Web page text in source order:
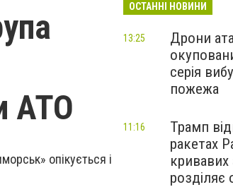
АТО
опікується і
ОСТАННІ НОВИНИ
Дрони
серія
пожежа
13:25
Трамп
ракетах
кривавих
розділяє
11:16